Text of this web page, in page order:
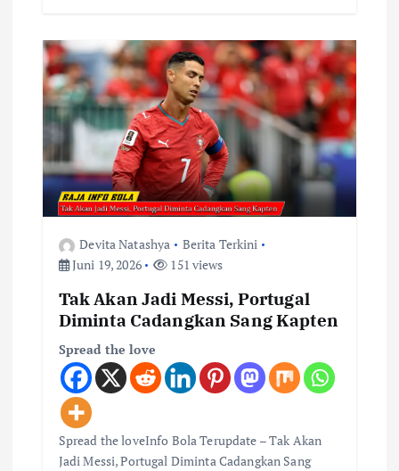
Devita Natashya
Berita Terkini
Juni 19, 2026
151 views
Tak Akan Jadi Messi, Portugal
Diminta Cadangkan Sang Kapten
Spread the love
Spread the loveInfo Bola Terupdate – Tak Akan
Jadi Messi, Portugal Diminta Cadangkan Sang